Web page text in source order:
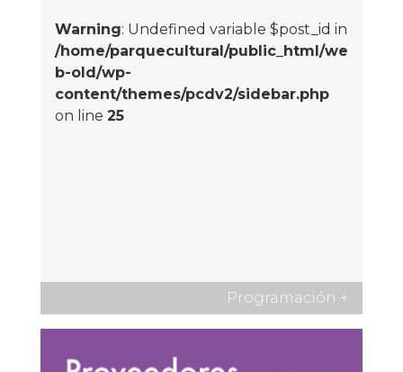
Warning: Undefined variable $post_id in
/home/parquecultural/public_html/we
b-old/wp-
content/themes/pcdv2/sidebar.php
on line 25
Programación +